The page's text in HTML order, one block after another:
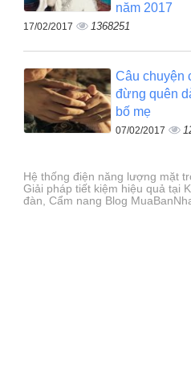
năm 2017
17/02/2017 1368251
Câu chuyện
đừng quên
bố mẹ
07/02/2017
Hệ thống điện năng lượng mặt
Giải pháp tiết kiệm hiệu quả tại
đàn, Cẩm nang Blog